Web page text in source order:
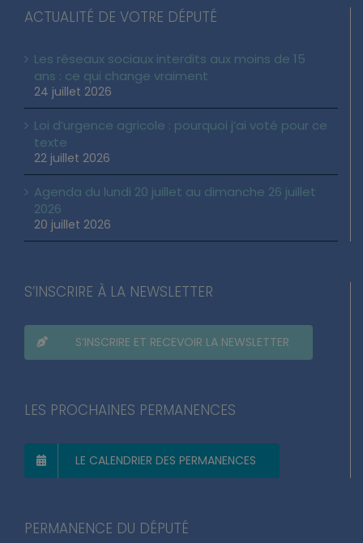
ACTUALITÉ DE VOTRE DÉPUTÉ
Les réseaux sociaux interdits aux moins de 15
ans : ce qui change vraiment
24 juillet 2026
Loi d’urgence agricole : pourquoi j’ai voté pour ce
texte
22 juillet 2026
Agenda du lundi 20 juillet au dimanche 26 juillet
2026
20 juillet 2026
S’INSCRIRE À LA NEWSLETTER
S’INSCRIRE ET RECEVOIR LA NEWSLETTER
LES PROCHAINES PERMANENCES
LE CALENDRIER DES PERMANENCES
PERMANENCE DU DÉPUTÉ